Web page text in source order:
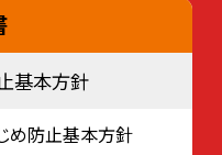
基本方針
防止基本方針